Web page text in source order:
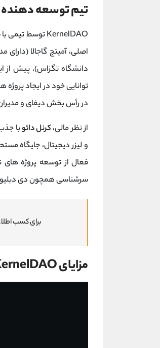
تیم توسعه دهنده
KernelDAO توسط تیمی با سابقه درخشان و تجربه اثبات ‌شده در حوزه
دانشگاه تگزاس)، پیش از این با
توانایی خود در ایجاد
در رأس بخش دیفای و مدیران
از نظر مالی،کرنل‌ دائو
سرشناسی همچون دی‌
برای کسب
مزایای KernelDAO چیست؟